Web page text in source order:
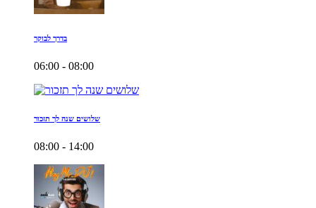
בדרך לבוקר
06:00 - 08:00
שלושים שנה לך תזכור
08:00 - 14:00